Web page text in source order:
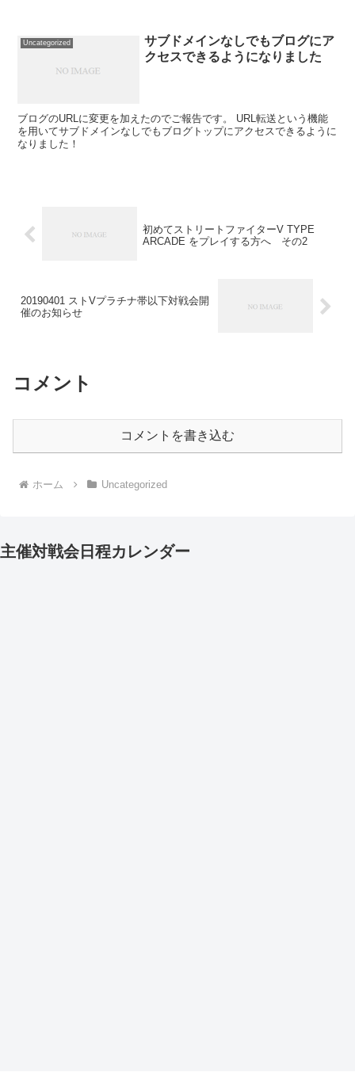
Uncategorized
サブドメインなしでもブログにア
クセスできるようになりました
ブログのURLに変更を加えたのでご報告です。 URL転送という機能
を用いてサブドメインなしでもブログトップにアクセスできるように
なりました！
初めてストリートファイターV TYPE
ARCADE をプレイする方へ その2
20190401 ストVプラチナ帯以下対戦会開
催のお知らせ
コメント
コメントを書き込む
ホーム Uncategorized
主催対戦会日程カレンダー